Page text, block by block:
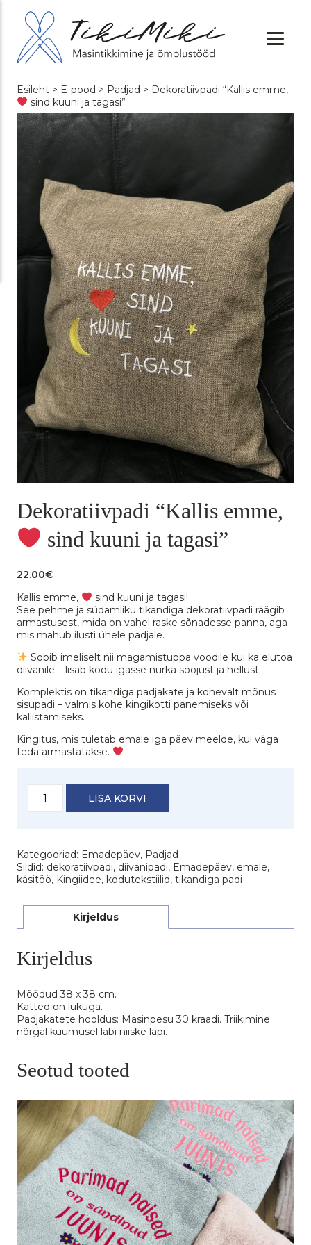
Esileht > E-pood > Padjad > Dekoratiivpadi “Kallis emme,
sind kuuni ja tagasi”
Dekoratiivpadi “Kallis emme,
sind kuuni ja tagasi”
22.00€
Kallis emme,
sind kuuni ja tagasi!
See pehme ja südamliku tikandiga dekoratiivpadi räägib
armastusest, mida on vahel raske sõnadesse panna, aga
mis mahub ilusti ühele padjale.
Sobib imeliselt nii magamistuppa voodile kui ka elutoa
diivanile – lisab kodu igasse nurka soojust ja hellust.
Komplektis on tikandiga padjakate ja kohevalt mõnus
sisupadi – valmis kohe kingikotti panemiseks või
kallistamiseks.
Kingitus, mis tuletab emale iga päev meelde, kui väga
teda armastatakse.
"Kallis
kuuni
ja
tagasi"
LISA KORVI
Kategooriad: Emadepäev, Padjad
Sildid: dekoratiivpadi, diivanipadi, Emadepäev, emale,
käsitöö, Kingiidee, kodutekstiilid, tikandiga padi
Kirjeldus
Kirjeldus
Mõõdud 38 x 38 cm.
Katted on lukuga.
Padjakatete hooldus: Masinpesu 30 kraadi. Triikimine
nõrgal kuumusel läbi niiske lapi.
Seotud tooted